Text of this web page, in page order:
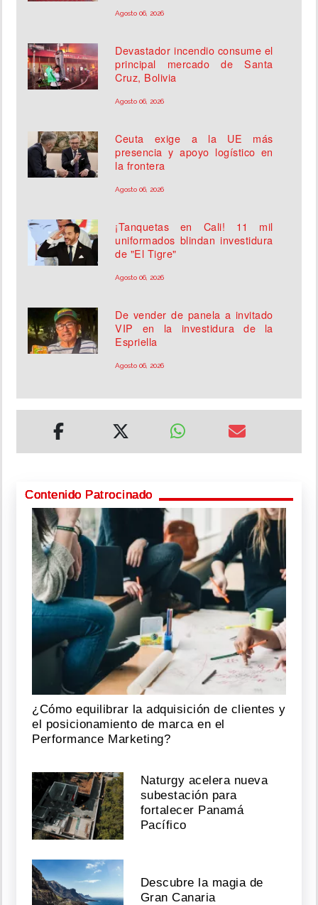
Agosto 06, 2026
Devastador incendio consume el
principal mercado de Santa
Cruz, Bolivia
Agosto 06, 2026
Ceuta exige a la UE más
presencia y apoyo logístico en
la frontera
Agosto 06, 2026
¡Tanquetas en Cali! 11 mil
uniformados blindan investidura
de "El Tigre"
Agosto 06, 2026
De vender de panela a invitado
VIP en la investidura de la
Espriella
Agosto 06, 2026
Contenido Patrocinado
¿Cómo equilibrar la adquisición de clientes y
el posicionamiento de marca en el
Performance Marketing?
Naturgy acelera nueva
subestación para
fortalecer Panamá
Pacífico
Descubre la magia de
Gran Canaria